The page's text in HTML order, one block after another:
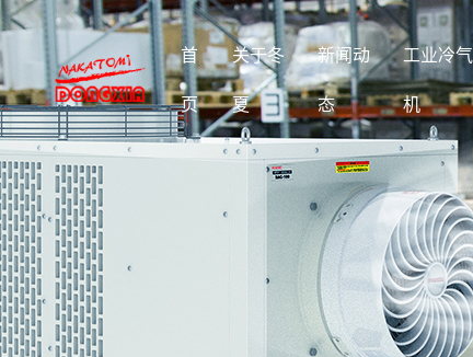
首
页
关于冬
夏
新闻动
态
工业冷气
机